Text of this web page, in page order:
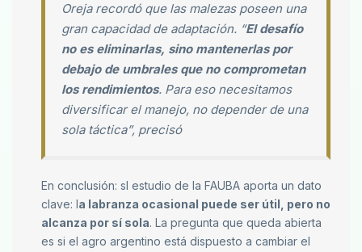
Oreja recordó que las malezas poseen una
gran capacidad de adaptación. “El desafío
no es eliminarlas, sino mantenerlas por
debajo de umbrales que no comprometan
los rendimientos. Para eso necesitamos
diversificar el manejo, no depender de una
sola táctica”, precisó
En conclusión: sl estudio de la FAUBA aporta un dato
clave: la labranza ocasional puede ser útil, pero no
alcanza por sí sola. La pregunta que queda abierta
es si el agro argentino está dispuesto a cambiar el